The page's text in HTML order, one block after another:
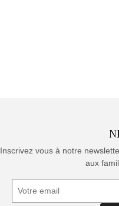
Inscrivez vous à notre
aux